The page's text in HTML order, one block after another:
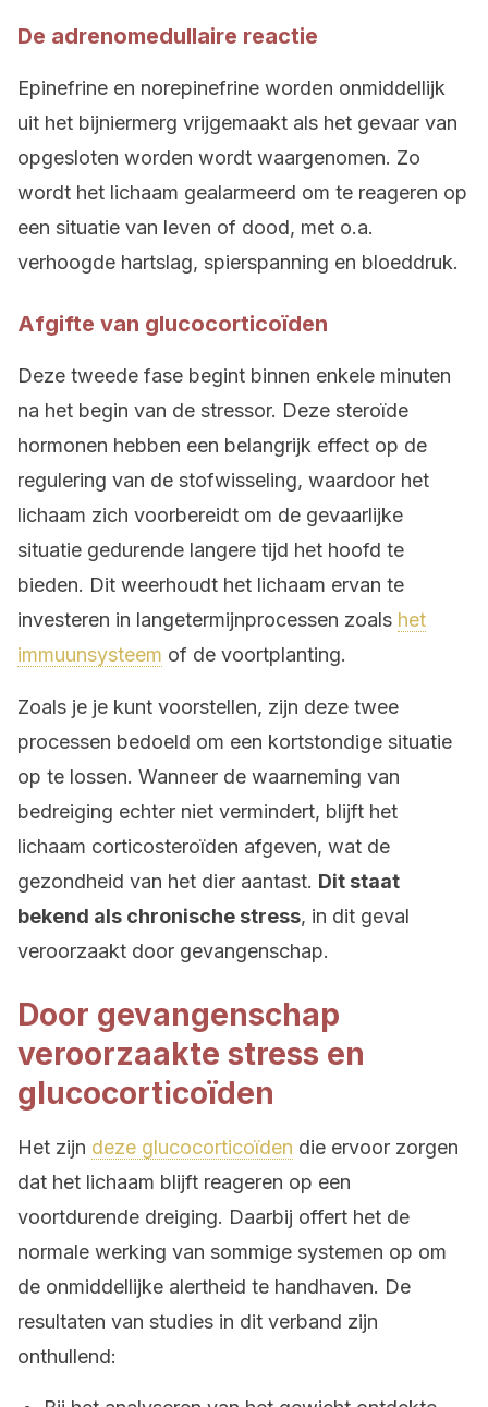
De adrenomedullaire reactie
Epinefrine en norepinefrine worden onmiddellijk
uit het bijniermerg vrijgemaakt als het gevaar van
opgesloten worden wordt waargenomen. Zo
wordt het lichaam gealarmeerd om te reageren op
een situatie van leven of dood, met o.a.
verhoogde hartslag, spierspanning en bloeddruk.
Afgifte van glucocorticoïden
Deze tweede fase begint binnen enkele minuten
na het begin van de stressor. Deze steroïde
hormonen hebben een belangrijk effect op de
regulering van de stofwisseling, waardoor het
lichaam zich voorbereidt om de gevaarlijke
situatie gedurende langere tijd het hoofd te
bieden. Dit weerhoudt het lichaam ervan te
investeren in langetermijnprocessen zoals het
immuunsysteem of de voortplanting.
Zoals je je kunt voorstellen, zijn deze twee
processen bedoeld om een kortstondige situatie
op te lossen. Wanneer de waarneming van
bedreiging echter niet vermindert, blijft het
lichaam corticosteroïden afgeven, wat de
gezondheid van het dier aantast. Dit staat
bekend als chronische stress, in dit geval
veroorzaakt door gevangenschap.
Door gevangenschap
veroorzaakte stress en
glucocorticoïden
Het zijn deze glucocorticoïden die ervoor zorgen
dat het lichaam blijft reageren op een
voortdurende dreiging. Daarbij offert het de
normale werking van sommige systemen op om
de onmiddellijke alertheid te handhaven. De
resultaten van studies in dit verband zijn
onthullend: